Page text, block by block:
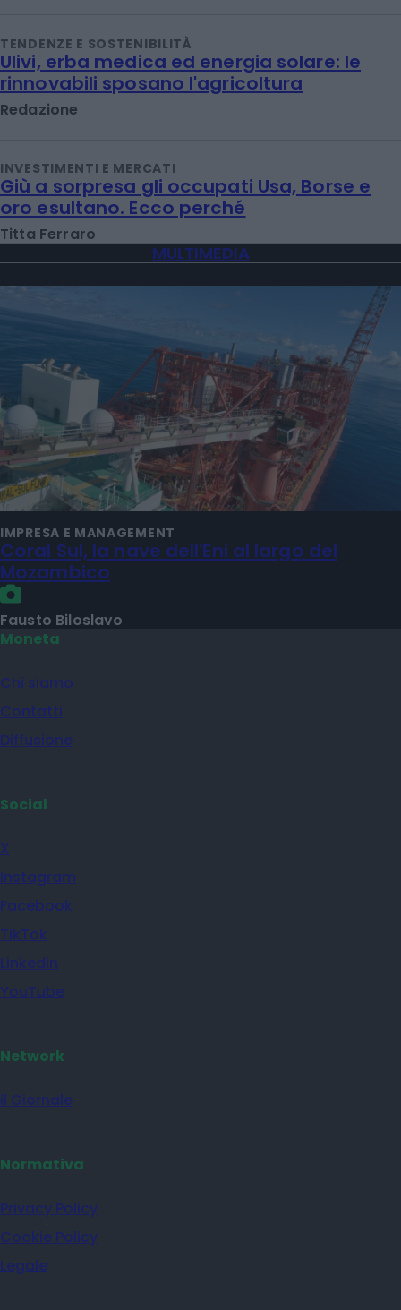
TENDENZE E SOSTENIBILITÀ
Ulivi, erba medica ed energia solare: le
rinnovabili sposano l'agricoltura
Redazione
INVESTIMENTI E MERCATI
Giù a sorpresa gli occupati Usa, Borse e
oro esultano. Ecco perché
Titta Ferraro
MULTIMEDIA
IMPRESA E MANAGEMENT
Coral Sul, la nave dell'Eni al largo del
Mozambico
Fausto Biloslavo
Moneta
Chi siamo
Contatti
Diffusione
Social
X
Instagram
Facebook
TikTok
Linkedin
YouTube
Network
il Giornale
Normativa
Privacy Policy
Cookie Policy
Legale